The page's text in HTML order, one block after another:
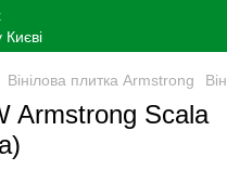
Вінілова плитка Armstrong
Armstrong Scala